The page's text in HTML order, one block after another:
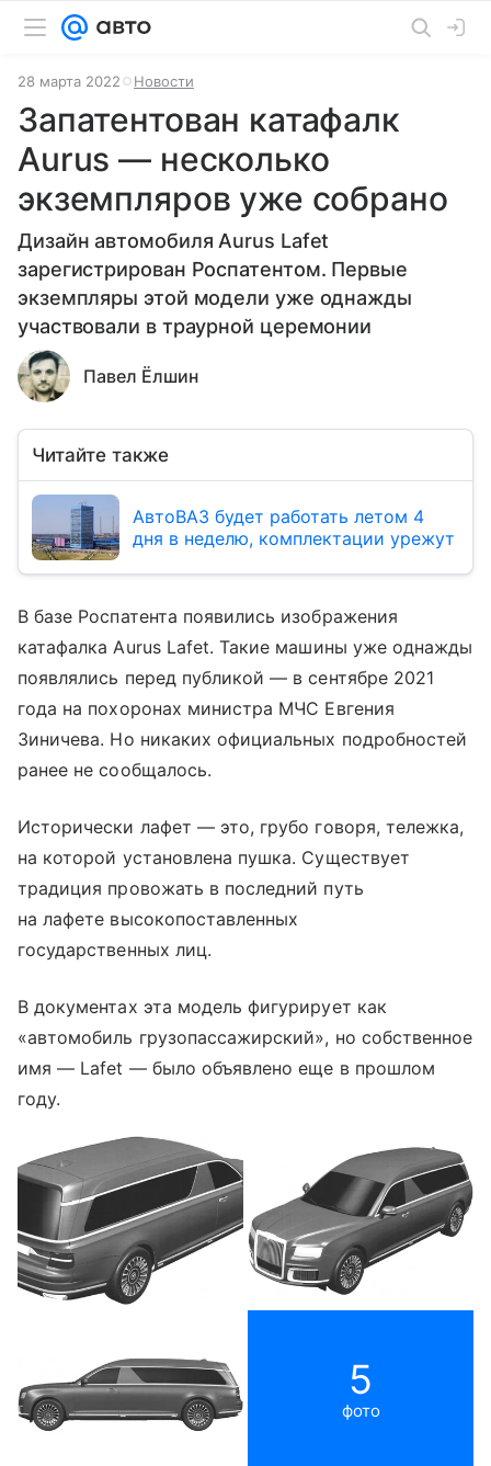
28 марта 2022 Новости
Запатентован катафалк
Aurus — несколько
экземпляров уже собрано
Дизайн автомобиля Aurus Lafet
зарегистрирован Роспатентом. Первые
экземпляры этой модели уже однажды
участвовали в траурной церемонии
Павел Ёлшин
Читайте также
АвтоВАЗ будет работать летом 4
дня в неделю, комплектации урежут
В базе Роспатента появились изображения
катафалка Aurus Lafet. Такие машины уже однажды
появлялись перед публикой — в сентябре 2021
года на похоронах министра МЧС Евгения
Зиничева. Но никаких официальных подробностей
ранее не сообщалось.
Исторически лафет — это, грубо говоря, тележка,
на которой установлена пушка. Существует
традиция провожать в последний путь
на лафете высокопоставленных
государственных лиц.
В документах эта модель фигурирует как
«автомобиль грузопассажирский», но собственное
имя — Lafet — было объявлено еще в прошлом
году.
5
фото